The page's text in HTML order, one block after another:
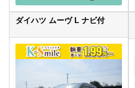
ダイハツ ムーヴ L ナビ付